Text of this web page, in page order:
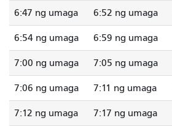
6:47 ng umaga 6:52 ng umaga
6:54 ng umaga 6:59 ng umaga
7:00 ng umaga 7:05 ng umaga
7:06 ng umaga 7:11 ng umaga
7:12 ng umaga 7:17 ng umaga